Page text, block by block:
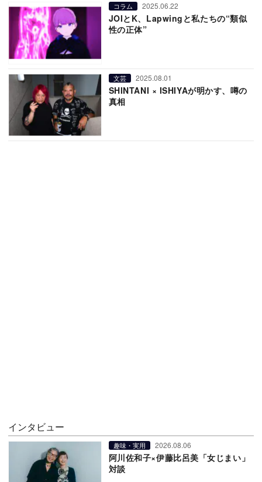
コラム 2025.06.22
JOIとK、Lapwingと私たちの“類似
性の正体”
文芸 2025.08.01
SHINTANI × ISHIYAが明かす、噂の
真相
インタビュー
趣味・実用 2026.08.06
阿川佐和子×伊藤比呂美「女じまい」
対談